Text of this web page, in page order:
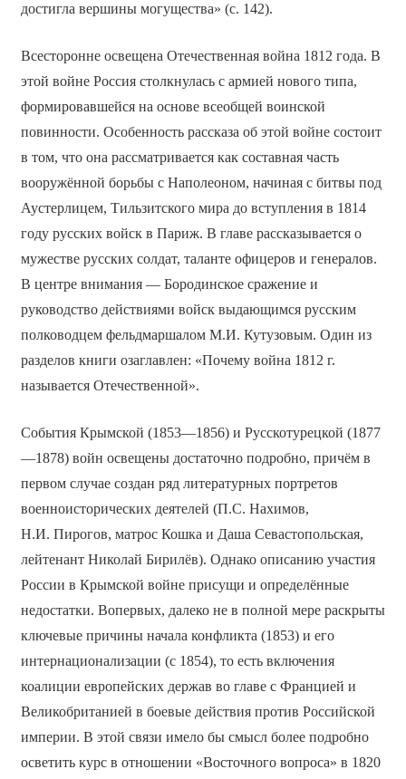
достигла вершины могущества» (с. 142).
Всесторонне освещена Отечественная война 1812 года. В
этой войне Россия столкнулась с армией нового типа,
формировавшейся на основе всеобщей воинской
повинности. Особенность рассказа об этой войне состоит
в том, что она рассматривается как составная часть
вооружённой борьбы с Наполеоном, начиная с битвы под
Аустерлицем, Тильзитского мира до вступления в 1814
году русских войск в Париж. В главе рассказывается о
мужестве русских солдат, таланте офицеров и генералов.
В центре внимания — Бородинское сражение и
руководство действиями войск выдающимся русским
полководцем фельдмаршалом М.И. Кутузовым. Один из
разделов книги озаглавлен: «Почему война 1812 г.
называется Отечественной».
События Крымской (1853—1856) и Русско­турецкой (1877
—1878) войн освещены достаточно подробно, причём в
первом случае создан ряд литературных портретов
военно­исторических деятелей (П.С. Нахимов,
Н.И. Пирогов, матрос Кошка и Даша Севастопольская,
лейтенант Николай Бирилёв). Однако описанию участия
России в Крымской войне присущи и определённые
недостатки. Во­первых, далеко не в полной мере раскрыты
ключевые причины начала конфликта (1853) и его
интернационализации (с 1854), то есть включения
коалиции европейских держав во главе с Францией и
Великобританией в боевые действия против Российской
империи. В этой связи имело бы смысл более подробно
осветить курс в отношении «Восточного вопроса» в 1820